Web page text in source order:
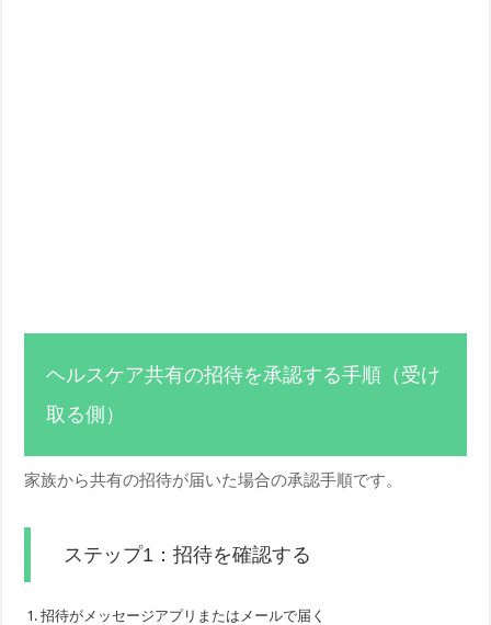
ヘルスケア共有の招待を承認する手順（受け
取る側）
家族から共有の招待が届いた場合の承認手順です。
ステップ1：招待を確認する
招待がメッセージアプリまたはメールで届く